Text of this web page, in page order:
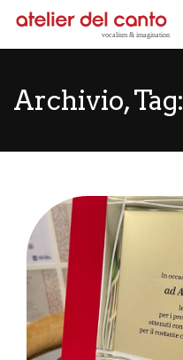
Archivio, Tag: